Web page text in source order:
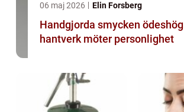
06 maj 2026 Elin Forsberg
Handgjorda smycken ödeshög när
hantverk möter personlighet